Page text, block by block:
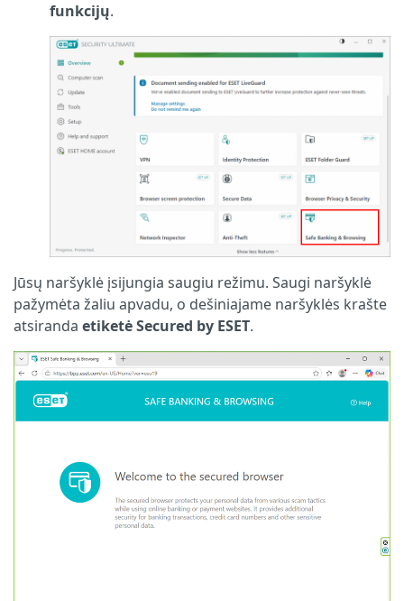
funkcijų.
Jūsų naršyklė įsijungia saugiu režimu. Saugi naršyklė
pažymėta žaliu apvadu, o dešiniajame naršyklės krašte
atsiranda etiketė Secured by ESET.